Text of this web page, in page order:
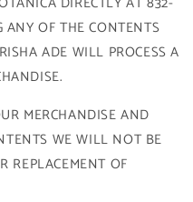
OF THE CONTENTS
ADE WILL PROCESS A
MERCHANDISE AND
WE WILL NOT BE
REPLACEMENT OF